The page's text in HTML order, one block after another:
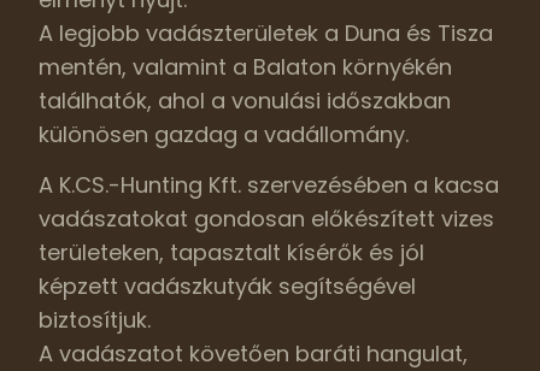
A legjobb vadászterületek a Duna és Tisza
mentén, valamint a Balaton környékén
találhatók, ahol a vonulási időszakban
különösen gazdag a vadállomány.
A K.CS.-Hunting Kft. szervezésében a kacsa
vadászatokat gondosan előkészített vizes
területeken, tapasztalt kísérők és jól
képzett vadászkutyák segítségével
biztosítjuk.
A vadászatot követően baráti hangulat,